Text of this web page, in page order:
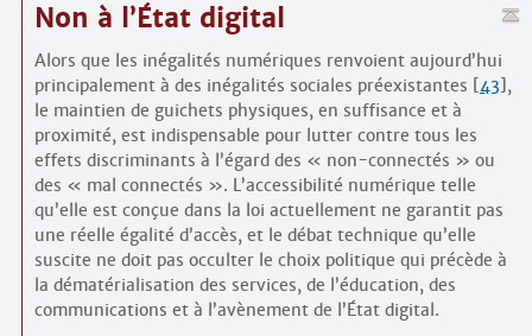
Non à l’État digital
Alors que les inégalités numériques renvoient aujourd’hui
principalement à des inégalités sociales préexistantes [43],
le maintien de guichets physiques, en suffisance et à
proximité, est indispensable pour lutter contre tous les
effets discriminants à l’égard des « non-connectés » ou
des « mal connectés ». L’accessibilité numérique telle
qu’elle est conçue dans la loi actuellement ne garantit pas
une réelle égalité d’accès, et le débat technique qu’elle
suscite ne doit pas occulter le choix politique qui précède à
la dématérialisation des services, de l’éducation, des
communications et à l’avènement de l’État digital.